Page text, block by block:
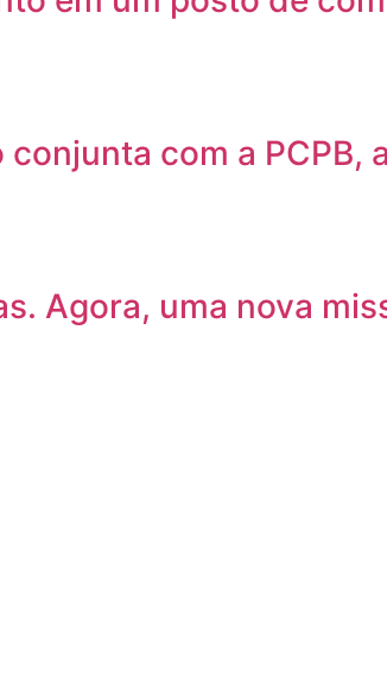
conjunta com a
Agora, uma nova